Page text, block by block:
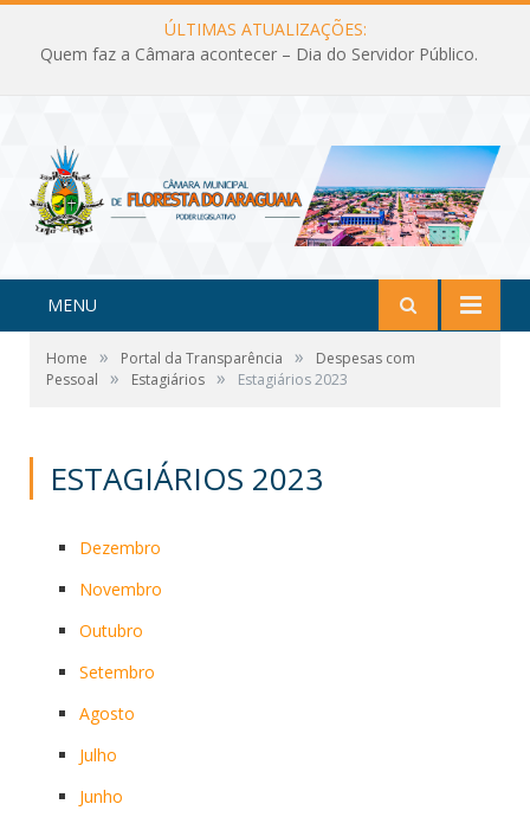
ÚLTIMAS ATUALIZAÇÕES:
Quem faz a Câmara acontecer – Dia do Servidor Público.
MENU
Home » Portal da Transparência »
Despesas com
Pessoal
» Estagiários » Estagiários 2023
ESTAGIÁRIOS 2023
Dezembro
Novembro
Outubro
Setembro
Agosto
Julho
Junho